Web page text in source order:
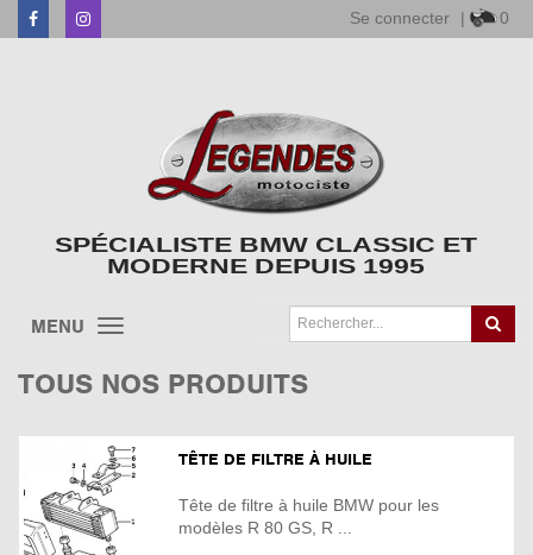
FacebookInstagram Se connecter | 0
SPÉCIALISTE BMW CLASSIC ET
MODERNE DEPUIS 1995
MENU
TOUS NOS PRODUITS
TÊTE DE FILTRE À HUILE
Tête de filtre à huile BMW pour les
modèles R 80 GS, R ...